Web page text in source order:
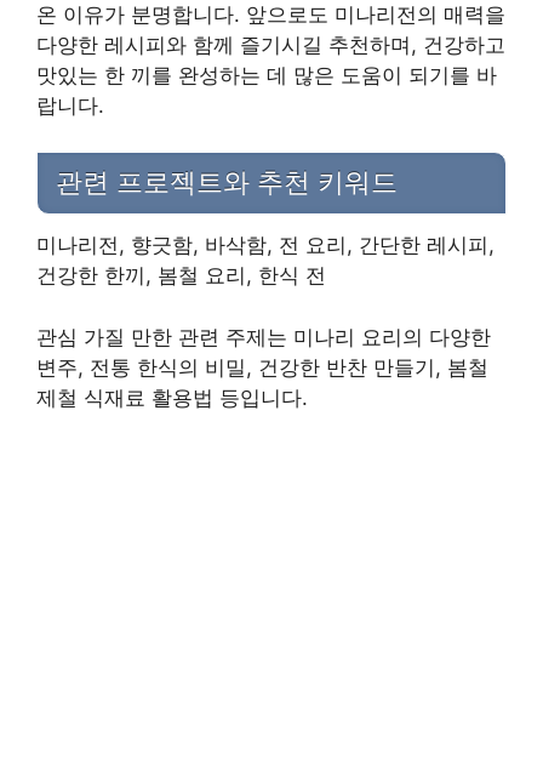
온 이유가 분명합니다. 앞으로도 미나리전의 매력을
다양한 레시피와 함께 즐기시길 추천하며, 건강하고
맛있는 한 끼를 완성하는 데 많은 도움이 되기를 바
랍니다.
관련 프로젝트와 추천 키워드
미나리전, 향긋함, 바삭함, 전 요리, 간단한 레시피,
건강한 한끼, 봄철 요리, 한식 전
관심 가질 만한 관련 주제는 미나리 요리의 다양한
변주, 전통 한식의 비밀, 건강한 반찬 만들기, 봄철
제철 식재료 활용법 등입니다.